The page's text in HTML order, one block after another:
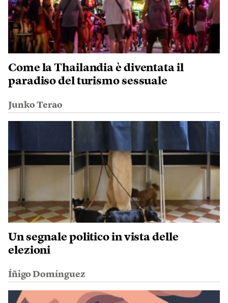
Come la Thailandia è diventata il
paradiso del turismo sessuale
Junko Terao
Un segnale politico in vista delle
elezioni
Íñigo Domínguez